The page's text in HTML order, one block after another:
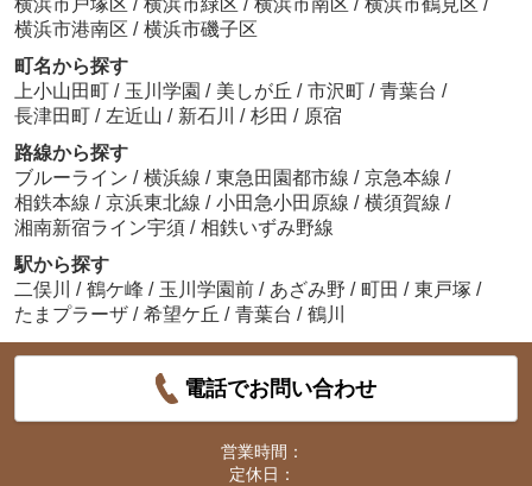
横浜市港南区 / 横浜市磯子区
町名から探す
上小山田町 / 玉川学園 / 美しが丘 / 市沢町 / 青葉台 /
長津田町 / 左近山 / 新石川 / 杉田 / 原宿
路線から探す
ブルーライン / 横浜線 / 東急田園都市線 / 京急本線 /
相鉄本線 / 京浜東北線 / 小田急小田原線 / 横須賀線 /
湘南新宿ライン宇須 / 相鉄いずみ野線
駅から探す
二俣川
/ 鶴ケ峰 / 玉川学園前 / あざみ野 / 町田 / 東戸塚 /
たまプラーザ / 希望ケ丘 / 青葉台 / 鶴川
電話でお問い合わせ
営業時間：
定休日：